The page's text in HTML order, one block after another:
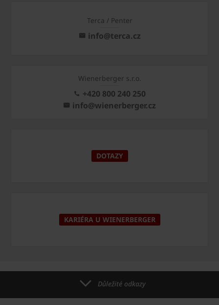
Terca / Penter
info@terca.cz
Wienerberger s.r.o.
+420 800 240 250
info@wienerberger.cz
DOTAZY
KARIÉRA U WIENERBERGER
Důležité odkazy